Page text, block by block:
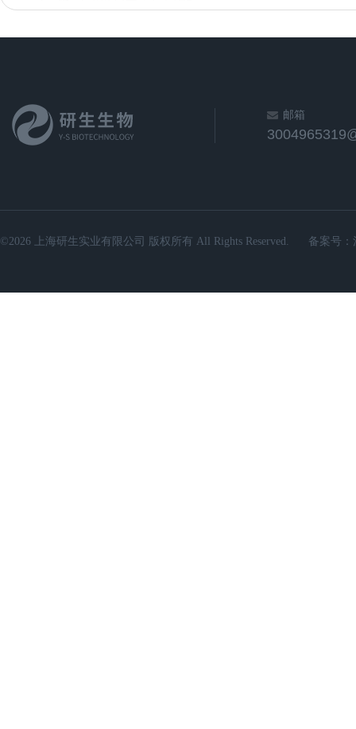
邮箱
©2026 上海研生实业有限公司 版权所有 All Rights Reserved. 备案号：